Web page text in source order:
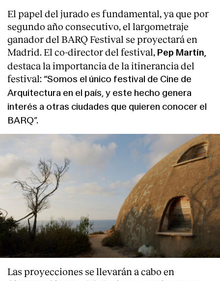
Servicios
El papel del jurado es fundamental, ya que por
segundo año consecutivo, el largometraje
ganador del BARQ Festival se proyectará en
Madrid. El co-director del festival, Pep Martín,
destaca la importancia de la itinerancia del
festival: “Somos el único festival de Cine de
Arquitectura en el país, y este hecho genera
interés a otras ciudades que quieren conocer el
BARQ”.
Las proyecciones se llevarán a cabo en